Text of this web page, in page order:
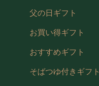
父の日ギフト
お買い得ギフト
おすすめギフト
そばつゆ付きギフト